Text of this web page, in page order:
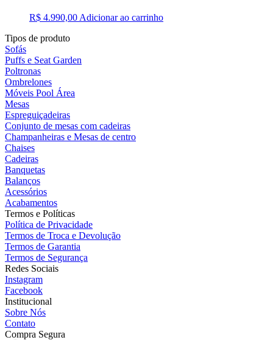
R$ 4.990,00 Adicionar ao carrinho
Tipos de produto
Sofás
Puffs e Seat Garden
Poltronas
Ombrelones
Móveis Pool Área
Mesas
Espreguiçadeiras
Conjunto de mesas com cadeiras
Champanheiras e Mesas de centro
Chaises
Cadeiras
Banquetas
Balanços
Acessórios
Acabamentos
Termos e Políticas
Política de Privacidade
Termos de Troca e Devolução
Termos de Garantia
Termos de Segurança
Redes Sociais
Instagram
Facebook
Institucional
Sobre Nós
Contato
Compra Segura